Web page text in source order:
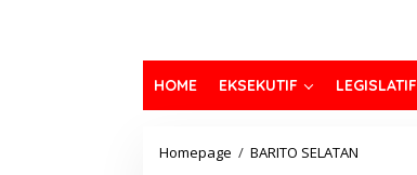
HOME EKSEKUTIF LEGISLATIF
Homepage / BARITO SELATAN